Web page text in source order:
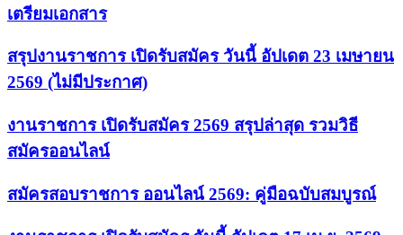
เตรียมเอกสาร
สรุปงานราชการ เปิดรับสมัคร วันนี้ อัปเดต 23 เมษายน
2569 (ไม่มีประกาศ)
งานราชการ เปิดรับสมัคร 2569 สรุปล่าสุด รวมวิธี
สมัครออนไลน์
สมัครสอบราชการ ออนไลน์ 2569: คู่มือฉบับสมบูรณ์